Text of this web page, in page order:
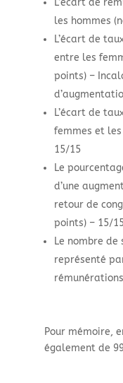
les hommes
L’écart de
entre les
points) –
L’écart de
femmes et
15/15
Le
d’une
retour de
points) – 15/
Le nombre
représenté
Pour mémoire,
également de